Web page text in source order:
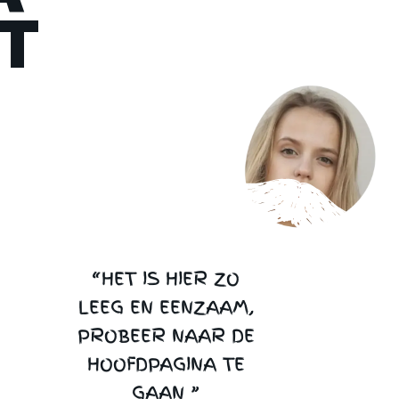
“HET IS HIER ZO
LEEG EN EENZAAM,
PROBEER NAAR DE
HOOFDPAGINA TE
GAAN ”